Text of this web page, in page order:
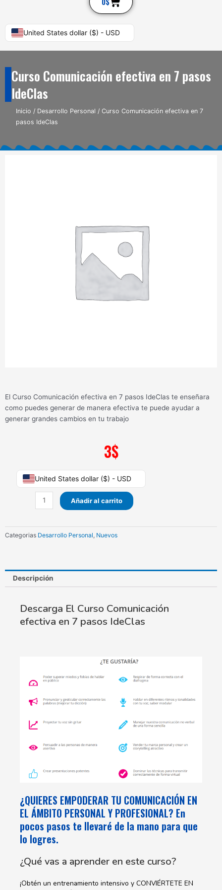
United States dollar ($) - USD
Curso Comunicación efectiva en 7 pasos
IdeClas
Inicio / Desarrollo Personal / Curso Comunicación efectiva en 7
pasos IdeClas
El Curso Comunicación efectiva en 7 pasos IdeClas te enseñara
como puedes generar de manera efectiva te puede ayudar a
generar grandes cambios en tu trabajo
3$
United States dollar ($) - USD
Curso
Comunicación
pasos
IdeClas
Añadir al carrito
Categorias Desarrollo Personal, Nuevos
Descripción
Descarga El Curso Comunicación
efectiva en 7 pasos IdeClas
¿QUIERES EMPODERAR TU COMUNICACIÓN EN
EL ÁMBITO PERSONAL Y PROFESIONAL? En
pocos pasos te llevaré de la mano para que
lo logres.
¿Qué vas a aprender en este curso?
¡Obtén un entrenamiento intensivo y CONVIÉRTETE EN